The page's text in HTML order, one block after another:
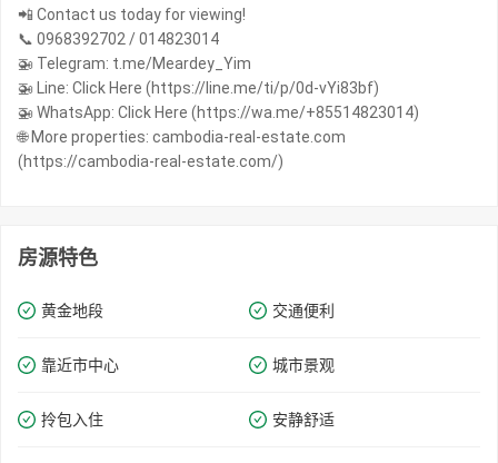
📲 Contact us today for viewing!
📞 0968392702 / 014823014
🚁 Telegram: t.me/Meardey_Yim
🚁 Line: Click Here (https://line.me/ti/p/0d-vYi83bf)
🚁 WhatsApp: Click Here (https://wa.me/+85514823014)
🌐 More properties: cambodia-real-estate.com
(https://cambodia-real-estate.com/)
房源特色
黄金地段 交通便利
靠近市中心 城市景观
拎包入住 安静舒适